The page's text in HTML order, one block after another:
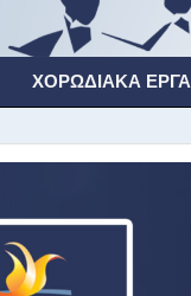
ΧΟΡΩΔΙΑΚΆ ΈΡΓΑ